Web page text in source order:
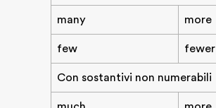
many more
few fewer
Con sostantivi non numerabili